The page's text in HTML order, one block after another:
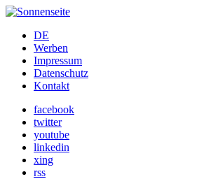
Skip
contentDE
Werben
Impressum
Datenschutz
Kontakt
facebook
twitter
youtube
linkedin
xing
rss